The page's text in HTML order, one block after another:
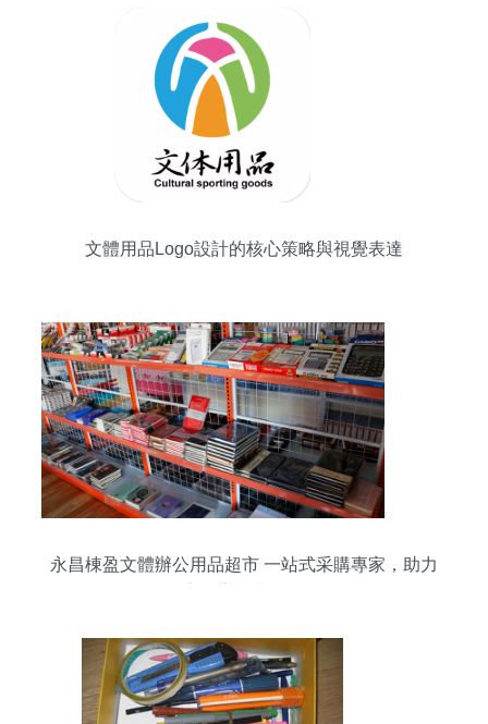
文體用品Logo設計的核心策略與視覺表達
永昌棟盈文體辦公用品超市 一站式采購專家，助力